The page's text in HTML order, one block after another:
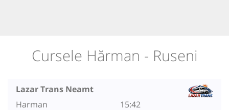
Cursele Hărman - Ruseni
Lazar Trans Neamt
Harman
15:42